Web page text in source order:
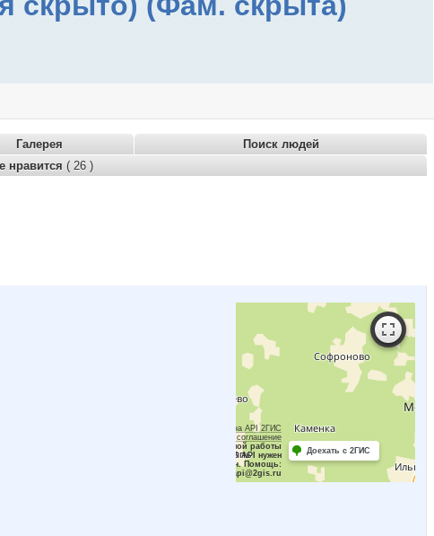
Галерея
Поиск людей
нравится ( 26 )
Работает на API 2ГИС
Лицензионное соглашение
Для корректной работы
Raster JS API нужен
ключ. Помощь:
api@2gis.ru
Доехать с 2ГИС